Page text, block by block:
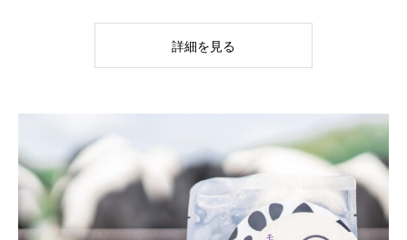
詳細を見る